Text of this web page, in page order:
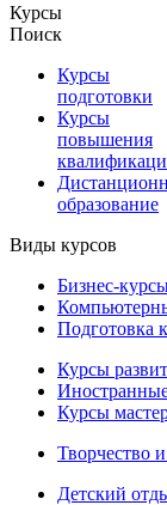
Курсы
Поиск
Курсы
подготовки
Курсы
повышения
образование
Виды курсов
Бизнес-
Подготовка
Курсы
Курсы
Творчество
Детский